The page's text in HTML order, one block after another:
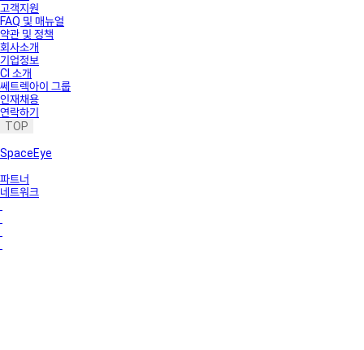
고객지원
FAQ 및 매뉴얼
약관 및 정책
회사소개
기업정보
CI 소개
쎄트렉아이 그룹
인재채용
연락하기
TOP
SpaceEye
파트너
네트워크